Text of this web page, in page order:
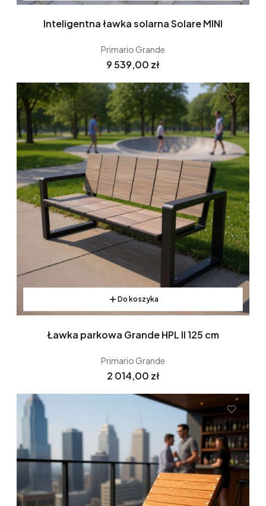
Inteligentna ławka solarna Solare MINI
Primario Grande
Cena
9 539,00 zł
Do koszyka
Ławka parkowa Grande HPL II 125 cm
Primario Grande
Cena
2 014,00 zł